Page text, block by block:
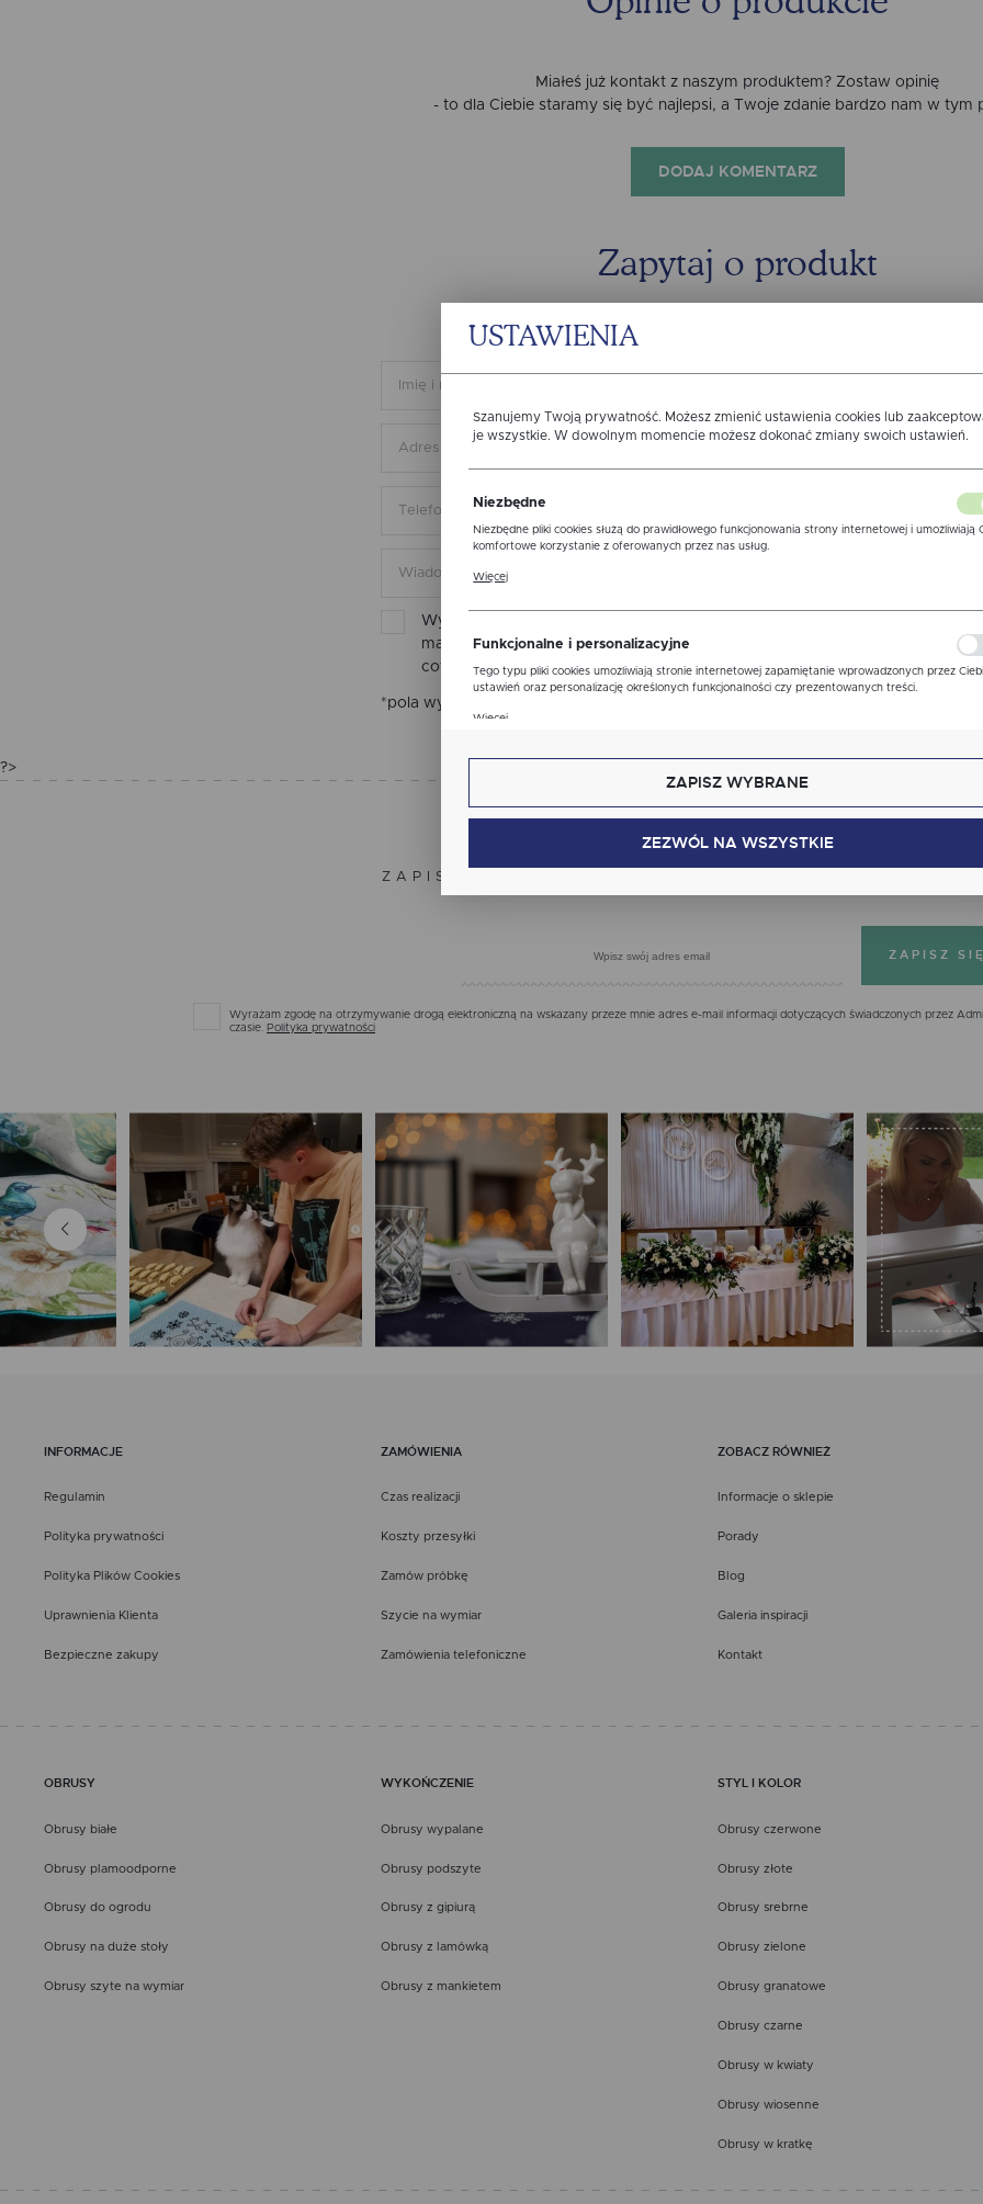
Miałeś już kontakt z naszym produktem? Zostaw opinię
- to dla Ciebie staramy się być najlepsi, a Twoje zdanie bardzo nam w tym
DODAJ KOMENTARZ
Zapytaj o produkt
Wyrażam zgodę na otrzymywanie drogą elektroniczną na wskazany przeze
mail informacji dotyczących świadczonych przez Administratora.Zgoda
cofnięta w każdym czasie.Polityka prywatności
*pola wymagane WYŚLIJ
?>
Zapisz się do newslettera
ZAPISZ SIĘ JUŻ DZIŚ, OTRZYMASZ 7% NA
Wyrażam zgodę na otrzymywanie drogą elektroniczną na wskazany przeze mnie adres e-mail informacji dotyczących świadczonych przez
czasie. Polityka prywatności
INFORMACJE
Regulamin
Polityka prywatności
Polityka Plików Cookies
Uprawnienia Klienta
Bezpieczne zakupy
ZAMÓWIENIA
Czas realizacji
Koszty przesyłki
Zamów próbkę
Szycie na wymiar
Zamówienia telefoniczne
ZOBACZ RÓWNIEŻ
Informacje o sklepie
Porady
Blog
Galeria inspiracji
Kontakt
OBRUSY
Obrusy białe
Obrusy plamoodporne
Obrusy do ogrodu
Obrusy na duże stoły
Obrusy szyte na wymiar
WYKOŃCZENIE
Obrusy wypalane
Obrusy podszyte
Obrusy z gipiurą
Obrusy z lamówką
Obrusy z mankietem
STYL I KOLOR
Obrusy czerwone
Obrusy złote
Obrusy srebrne
Obrusy zielone
Obrusy granatowe
Obrusy czarne
Obrusy w kwiaty
Obrusy wiosenne
Obrusy w kratkę
USTAWIENIA
Szanujemy Twoją prywatność. Możesz zmienić ustawienia cookies lub
je wszystkie. W dowolnym momencie możesz dokonać zmiany swoich ustawień.
Niezbędne
Niezbędne pliki cookies służą do prawidłowego funkcjonowania strony internetowej i umożliwiają
komfortowe korzystanie z oferowanych przez nas usług.
ustawień preferencji prywatności, logowania czy wypełniania formularzy. Dzięki plikom cookies
Więcej
Funkcjonalne i personalizacyjne
Tego typu pliki cookies umożliwiają stronie internetowej zapamiętanie wprowadzonych przez
ustawień oraz personalizację określonych funkcjonalności czy prezentowanych treści.
Więcej
Cookies analityczne pozwalają na uzyskanie informacji w zakresie wykorzystywania witryny
internetowej, miejsca oraz częstotliwości, z jaką odwiedzane są nasze serwisy www. Dane
nam na ocenę naszych serwisów internetowych pod względem ich popularności wśród
stronach naszych partnerów.
promocyjne mogą pojawić się na stronach podmiotów trzecich lub firm będących naszymi
ZAPISZ WYBRANE
ZEZWÓL NA WSZYSTKIE